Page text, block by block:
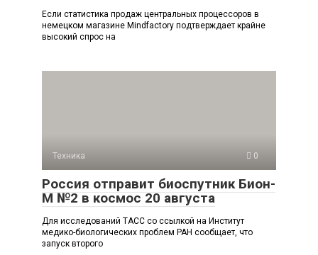
Если статистика продаж центральных процессоров в
немецком магазине Mindfactory подтверждает крайне
высокий спрос на
Техника 0
Россия отправит биоспутник Бион-
М №2 в космос 20 августа
Для исследований ТАСС со ссылкой на Институт
медико-биологических проблем РАН сообщает, что
запуск второго